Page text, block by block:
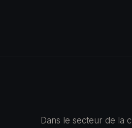
Dans le secteur de la